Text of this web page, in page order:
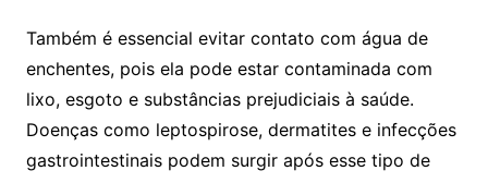
Também é essencial evitar contato com água de
enchentes, pois ela pode estar contaminada com
lixo, esgoto e substâncias prejudiciais à saúde.
Doenças como leptospirose, dermatites e infecções
gastrointestinais podem surgir após esse tipo de